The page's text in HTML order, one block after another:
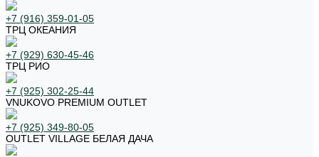
+7 (916) 359-01-05
ТРЦ ОКЕАНИЯ
+7 (929) 630-45-46
ТРЦ РИО
+7 (925) 302-25-44
VNUKOVO PREMIUM OUTLET
+7 (925) 349-80-05
OUTLET VILLAGE БЕЛАЯ ДАЧА